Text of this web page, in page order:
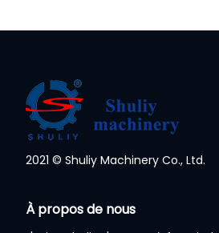
2021 © Shuliy Machinery Co., Ltd.
À propos de nous